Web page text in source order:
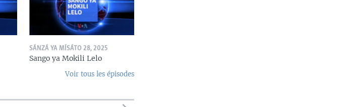
SÁNZÁ YA MÍSÁTO 28, 2025
Sango ya Mokili Lelo
Voir tous les épisodes